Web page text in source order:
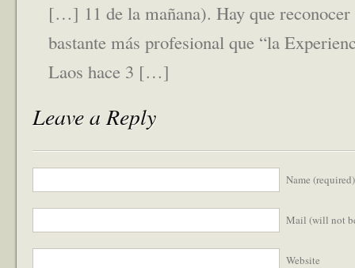
[…] 11 de la mañana). Hay que reconocer
bastante más profesional que “la
Laos hace 3 […]
Leave a Reply
Name (required)
Mail (will not
Website